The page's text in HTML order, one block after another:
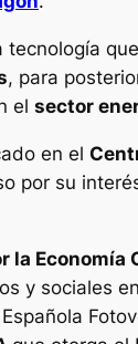
, para
el sector
en el
por su
la Economía
y sociales